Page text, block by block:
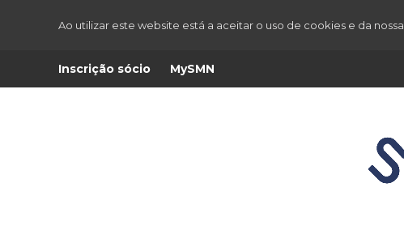
Ao utilizar este website está a aceitar o uso de cookies e da nossa
Inscrição sócio MySMN